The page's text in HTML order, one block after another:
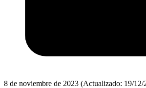
8 de noviembre de 2023 (Actualizado: 19/12/